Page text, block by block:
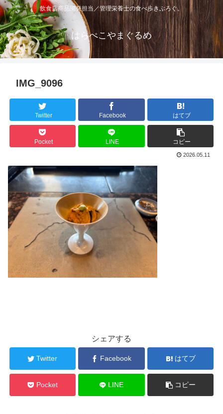
飲食店商品開発担当／管理栄養士の食べ歩きぶろぐ。
はらぺこやまぐるめ
IMG_9096
Twitter Facebook はてブ
Pocket LINE コピー
2026.05.11
シェアする
Twitter Facebook はてブ
Pocket LINE コピー